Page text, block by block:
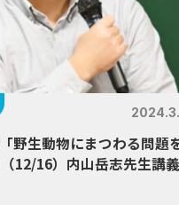
野生動物にまつわる問題
（12/16）内山岳志先生講義